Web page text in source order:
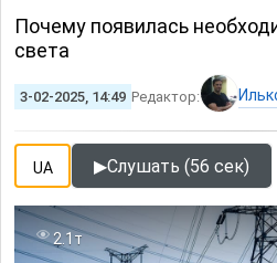
Почему появилась
света
3-02-2025, 14:49 Редактор:
UA ▶Слушать (56 сек)
2.1т